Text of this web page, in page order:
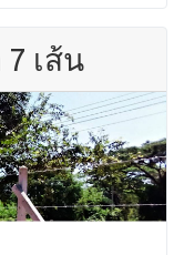
7 เส้น